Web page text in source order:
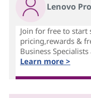
Lenovo Pro
Join for free to start
pricing,rewards &
Business
Learn more >